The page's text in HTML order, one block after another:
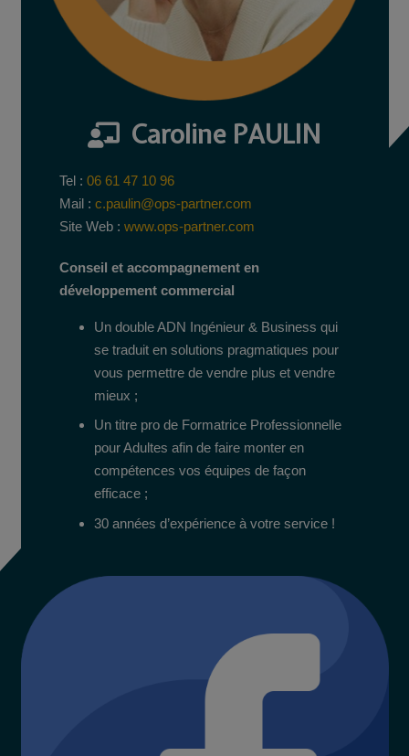
Caroline PAULIN
Tel : 06 61 47 10 96
Mail : c.paulin@ops-partner.com
Site Web : www.ops-partner.com
Conseil et accompagnement en
développement commercial
Un double ADN Ingénieur & Business qui
se traduit en solutions pragmatiques pour
vous permettre de vendre plus et vendre
mieux ;
Un titre pro de Formatrice Professionnelle
pour Adultes afin de faire monter en
compétences vos équipes de façon
efficace ;
30 années d’expérience à votre service !